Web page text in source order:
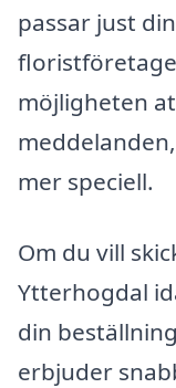
passar just
möjligheten
mer speciell.
Om du vill
Ytterhogdal
din
erbjuder